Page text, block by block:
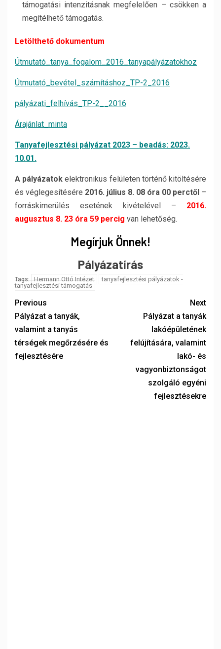
támogatási intenzitásnak megfelelően – csökken a
megítélhető támogatás.
Letölthető dokumentum
Útmutató_tanya_fogalom_2016_tanyapályázatokhoz
Útmutató_bevétel_számításhoz_TP-2_2016
pályázati_felhívás_TP-2__2016
Árajánlat_minta
Tanyafejlesztési pályázat 2023 – beadás: 2023.
10.01.
A pályázatok elektronikus felületen történő kitöltésére
és véglegesítésére 2016. július 8. 08 óra 00 perctől –
forráskimerülés esetének kivételével – 2016.
augusztus 8. 23 óra 59 percig van lehetőség.
Megírjuk Önnek!
Pályázatírás
Tags: Hermann Ottó Intézet
tanyafejlesztési pályázatok -
tanyafejlesztési támogatás
Previous
Pályázat a tanyák,
valamint a tanyás
térségek megőrzésére és
fejlesztésére
Next
Pályázat a tanyák
lakóépületének
felújítására, valamint
lakó- és
vagyonbiztonságot
szolgáló egyéni
fejlesztésekre